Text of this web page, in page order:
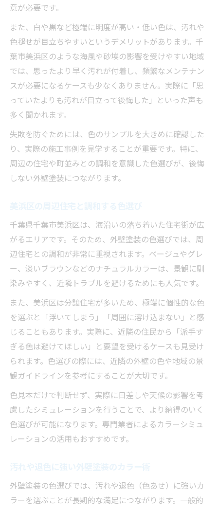
意が必要です。
また、白や黒など極端に明度が高い・低い色は、汚れや
色褪せが目立ちやすいというデメリットがあります。千
葉市美浜区のような海風や砂埃の影響を受けやすい地域
では、思ったより早く汚れが付着し、頻繁なメンテナン
スが必要になるケースも少なくありません。実際に「思
っていたよりも汚れが目立って後悔した」といった声も
多く聞かれます。
失敗を防ぐためには、色のサンプルを大きめに確認した
り、実際の施工事例を見学することが重要です。特に、
周辺の住宅や町並みとの調和を意識した色選びが、後悔
しない外壁塗装につながります。
千葉県千葉市美浜区は、海沿いの落ち着いた住宅街が広
がるエリアです。そのため、外壁塗装の色選びでは、周
辺住宅との調和が非常に重視されます。ベージュやグレ
ー、淡いブラウンなどのナチュラルカラーは、景観に馴
染みやすく、近隣トラブルを避けるためにも人気です。
また、美浜区は分譲住宅が多いため、極端に個性的な色
を選ぶと「浮いてしまう」「周囲に溶け込まない」と感
じることもあります。実際に、近隣の住民から「派手す
ぎる色は避けてほしい」と要望を受けるケースも見受け
られます。色選びの際には、近隣の外壁の色や地域の景
観ガイドラインを参考にすることが大切です。
色見本だけで判断せず、実際に日差しや天候の影響を考
慮したシミュレーションを行うことで、より納得のいく
色選びが可能になります。専門業者によるカラーシミュ
レーションの活用もおすすめです。
外壁塗装の色選びでは、汚れや退色（色あせ）に強いカ
ラーを選ぶことが長期的な満足につながります。一般的